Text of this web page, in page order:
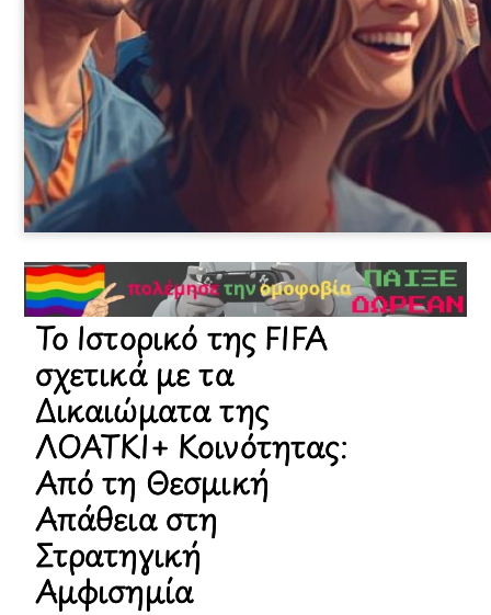
Το Ιστορικό της FIFA
σχετικά με τα
Δικαιώματα της
ΛΟΑΤΚΙ+ Κοινότητας:
Από τη Θεσμική
Απάθεια στη
Στρατηγική
Αμφισημία